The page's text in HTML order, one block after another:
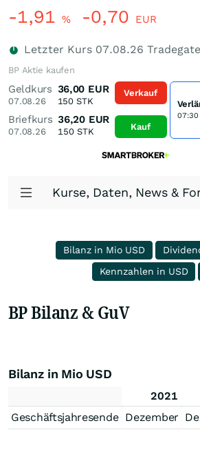
-1,91 % -0,70 EUR
Letzter Kurs 07.08.26 Tradegate
BP Aktie kaufen
Geldkurs
07.08.26
36,00 EUR
150 STK
Briefkurs
07.08.26
36,20 EUR
150STK
Verkauf
Kauf
07:30
Kurse, Daten, News &
Bilanz in Mio USD
Kennzahlen in USD
BP Bilanz & GuV
Bilanz in Mio USD
2021
Geschäftsjahresende Dezember